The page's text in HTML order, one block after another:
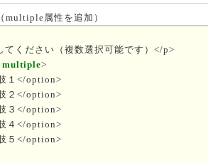
（multiple属性を追加）
てください（複数選択可能です）</p>
multiple>
１</option>
２</option>
３</option>
４</option>
５</option>